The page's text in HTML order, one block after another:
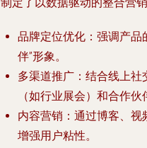
品牌定位优化：强调产品
伴”形象。
多渠道推广：结合线上
（如行业展会）和合作
内容营销：通过博客、
增强用户粘性。